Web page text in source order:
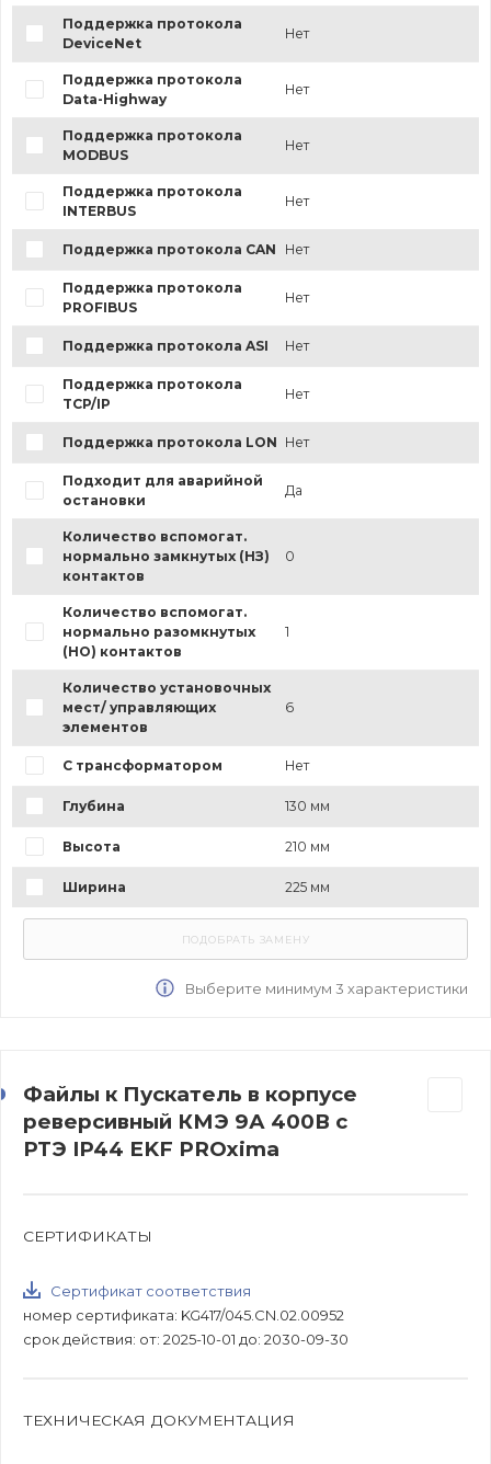
Поддержка протокола
DeviceNet
Нет
Поддержка протокола
Data-Highway
Нет
Поддержка протокола
MODBUS
Нет
Поддержка протокола
INTERBUS
Нет
Поддержка протокола CAN Нет
Поддержка протокола
PROFIBUS
Нет
Поддержка протокола ASI Нет
Поддержка протокола
TCP/IP
Нет
Поддержка протокола LON Нет
Подходит для аварийной
остановки
Да
Количество вспомогат.
нормально замкнутых (НЗ)
контактов
0
Количество вспомогат.
нормально разомкнутых
(НО) контактов
1
Количество установочных
мест/ управляющих
элементов
6
С трансформатором Нет
Глубина 130 мм
Высота 210 мм
Ширина 225 мм
Выберите минимум 3 характеристики
Файлы к Пускатель в корпусе
реверсивный КМЭ 9А 400В с
РТЭ IP44 EKF PROxima
СЕРТИФИКАТЫ
Сертификат соответствия
номер сертификата: KG417/045.CN.02.00952
срок действия: от: 2025-10-01 до: 2030-09-30
ТЕХНИЧЕСКАЯ ДОКУМЕНТАЦИЯ